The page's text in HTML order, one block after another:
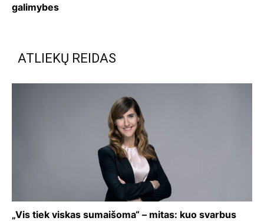
galimybes
ATLIEKŲ REIDAS
„Vis tiek viskas sumaišoma“ – mitas: kuo svarbus